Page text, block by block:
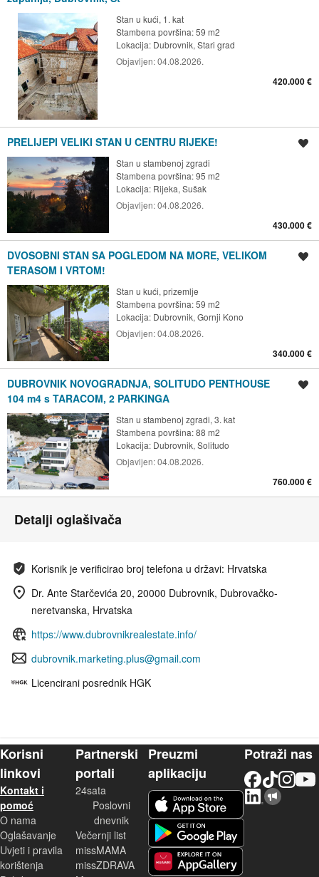
Stan u kući, 1. kat
Stambena površina: 59 m2
Lokacija: Dubrovnik, Stari grad
Objavljen:04.08.2026.
420.000 €
PRELIJEPI VELIKI STAN U CENTRU RIJEKE!
Stan u stambenoj zgradi
Stambena površina: 95 m2
Lokacija: Rijeka, Sušak
Objavljen:04.08.2026.
430.000 €
DVOSOBNI STAN SA POGLEDOM NA MORE, VELIKOM
TERASOM I VRTOM!
Stan u kući, prizemlje
Stambena površina: 59 m2
Lokacija: Dubrovnik, Gornji Kono
Objavljen:04.08.2026.
340.000 €
DUBROVNIK NOVOGRADNJA, SOLITUDO PENTHOUSE
104 m4 s TARACOM, 2 PARKINGA
Stan u stambenoj zgradi, 3. kat
Stambena površina: 88 m2
Lokacija: Dubrovnik, Solitudo
Objavljen:04.08.2026.
760.000 €
Detalji oglašivača
Korisnik je verificirao broj telefona u državi: Hrvatska
Dr. Ante Starčevića 20, 20000 Dubrovnik, Dubrovačko-
neretvanska, Hrvatska
https://www.dubrovnikrealestate.info/
dubrovnik.marketing.plus@gmail.com
Licencirani posrednik HGK
Korisni
linkovi
Kontakt i
pomoć
O nama
Oglašavanje
Uvjeti i pravila
korištenja
Partnerski
portali
24sata
Poslovni
dnevnik
Večernji list
missMAMA
missZDRAVA
Preuzmi
aplikaciju
Potraži nas